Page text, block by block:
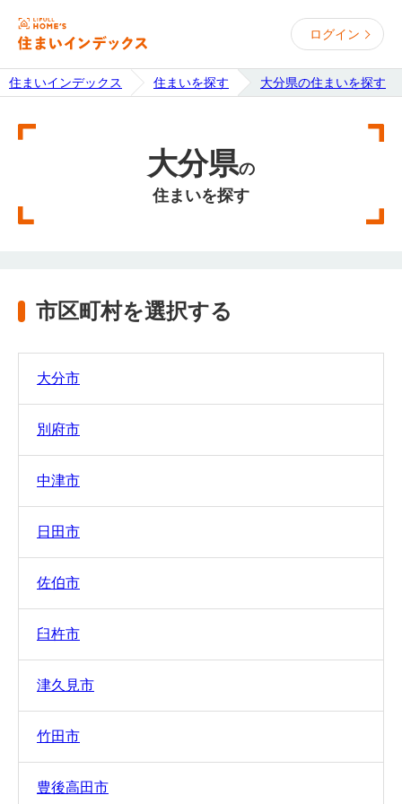
ログイン
住まいインデックス 住まいを探す 大分県の住まいを探す
大分県の
住まいを探す
市区町村を選択する
大分市
別府市
中津市
日田市
佐伯市
臼杵市
津久見市
竹田市
豊後高田市